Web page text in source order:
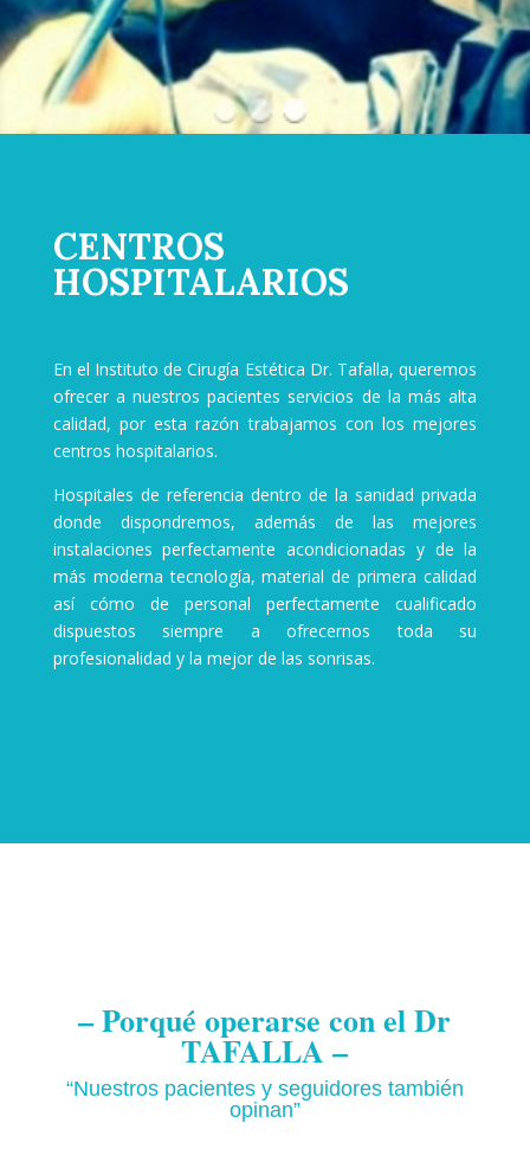
CENTROS
HOSPITALARIOS
En el Instituto de Cirugía Estética Dr. Tafalla, queremos
ofrecer a nuestros pacientes servicios de la más alta
calidad, por esta razón trabajamos con los mejores
centros hospitalarios.
Hospitales de referencia dentro de la sanidad privada
donde dispondremos, además de las mejores
instalaciones perfectamente acondicionadas y de la
más moderna tecnología, material de primera calidad
así cómo de personal perfectamente cualificado
dispuestos siempre a ofrecernos toda su
profesionalidad y la mejor de las sonrisas.
– Porqué operarse con el Dr
TAFALLA –
“Nuestros pacientes y seguidores también
opinan”